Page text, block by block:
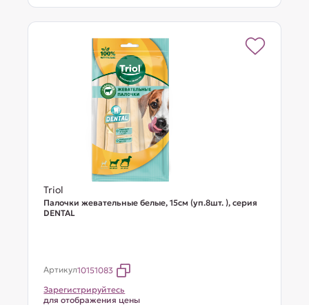
Triol
Палочки жевательные белые, 15см (уп.8шт. ), серия
DENTAL
Артикул10151083
Зарегистрируйтесь
для отображения цены